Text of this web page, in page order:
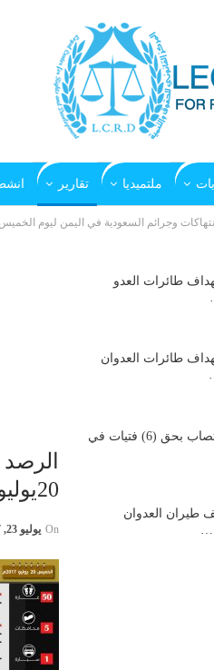
ملتميديا تقارير
وجرائم السعودية في اليمن ليوم الخميس 20يوليو 2017
20يوليو 2017
On يوليو 23, 2017
طائرات العدو
طائرات العدوان
بيان إدانة جريمة الاغتصاب بحق (6) فتيات في
طيران العدوان